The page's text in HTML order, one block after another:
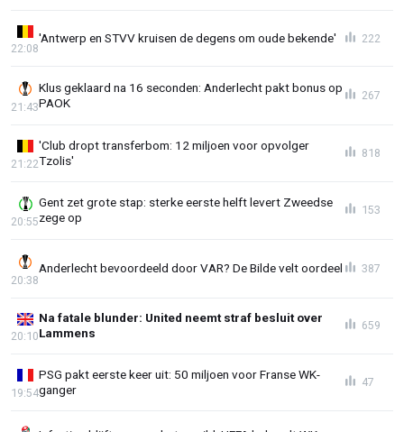
'Antwerp en STVV kruisen de degens om oude bekende'
22:08
222
Klus geklaard na 16 seconden: Anderlecht pakt bonus op
PAOK
21:43
267
'Club dropt transferbom: 12 miljoen voor opvolger
Tzolis'
21:22
818
Gent zet grote stap: sterke eerste helft levert Zweedse
zege op
20:55
153
Anderlecht bevoordeeld door VAR? De Bilde velt oordeel
20:38
387
Na fatale blunder: United neemt straf besluit over
Lammens
20:10
659
PSG pakt eerste keer uit: 50 miljoen voor Franse WK-
ganger
19:54
47